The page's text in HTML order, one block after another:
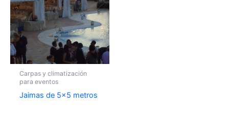
Carpas y climatización
para eventos
Jaimas de 5×5 metros